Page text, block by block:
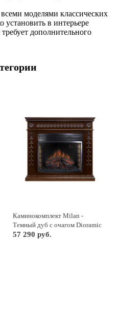
моделями классических
установить в интерьере
дополнительного
Каминокомплект Milan -
Темный дуб с очагом Dioramic
28 LED FX
57 290 руб.